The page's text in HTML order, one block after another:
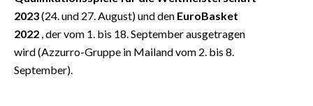
SPIAGGE
STORE
2023(24. und 27. August) und den EuroBasket
2022 , der vom 1. bis 18. September ausgetragen
wird (Azzurro-Gruppe in Mailand vom 2. bis 8.
September).